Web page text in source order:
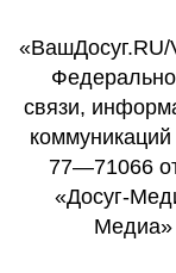
«ВашДосуг.RU/
связи,
77—71066
«Досуг-
Медиа»